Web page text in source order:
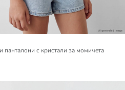
панталони с кристали за момичета